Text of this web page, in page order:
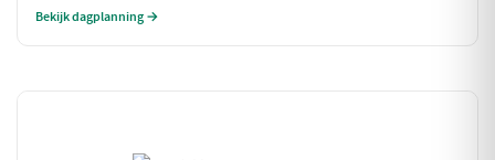
elkaar willen verwennen!
Bekijk dagplanning →